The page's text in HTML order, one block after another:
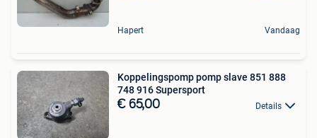
Hapert Vandaag
Koppelingspomp pomp slave 851 888
748 916 Supersport
€ 65,00 Details